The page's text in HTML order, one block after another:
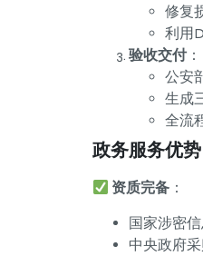
修复
利用
验收交付：
公安
生成
全流
政务服务优势
资质完备 ：
国家涉密
中央政府